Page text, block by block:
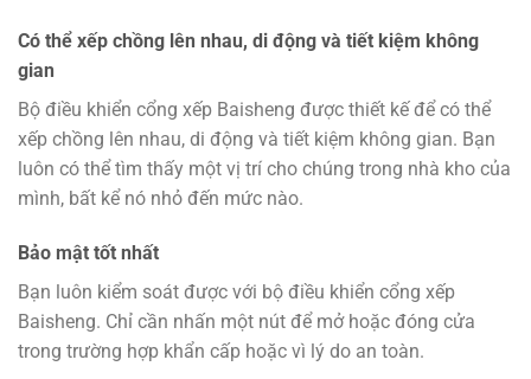
Có thể xếp chồng lên nhau, di động và tiết kiệm không
gian
Bộ điều khiển cổng xếp Baisheng được thiết kế để có thể
xếp chồng lên nhau, di động và tiết kiệm không gian. Bạn
luôn có thể tìm thấy một vị trí cho chúng trong nhà kho của
mình, bất kể nó nhỏ đến mức nào.
Bảo mật tốt nhất
Bạn luôn kiểm soát được với bộ điều khiển cổng xếp
Baisheng. Chỉ cần nhấn một nút để mở hoặc đóng cửa
trong trường hợp khẩn cấp hoặc vì lý do an toàn.